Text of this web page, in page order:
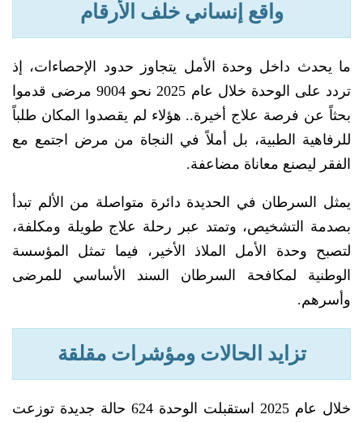
واقع إنساني خلف الأرقام
ما يحدث داخل وحدة الأمل يتجاوز حدود الإحصاءات، إذ
تردد على الوحدة خلال عام 2025 نحو 9004 مرضى قدموا
بحثاً عن فرصة علاج أخيرة.. هؤلاء لم يقصدوا المكان طلباً
للرفاهية الطبية، بل أملاً في النجاة من مرض اجتمع مع
الفقر ليصنع معاناة مضاعفة.
يمثل السرطان في الحديدة دائرة متواصلة من الألم تبدأ
بصدمة التشخيص، وتمتد عبر رحلة علاج طويلة ومكلفة،
لتصبح وحدة الأمل الملاذ الأخير، فيما تمثل المؤسسة
الوطنية لمكافحة السرطان السند الأساسي للمرضى
وأسرهم.
تزايد الحالات ومؤشرات مقلقة
خلال عام 2025 استقبلت الوحدة 624 حالة جديدة توزعت